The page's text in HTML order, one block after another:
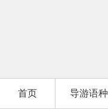
首页 导游语种